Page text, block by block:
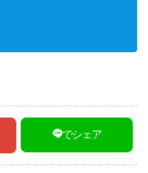
でシェア